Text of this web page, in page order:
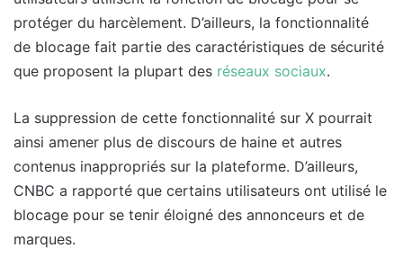
protéger du harcèlement. D’ailleurs, la fonctionnalité
de blocage fait partie des caractéristiques de sécurité
que proposent la plupart des réseaux sociaux.
La suppression de cette fonctionnalité sur X pourrait
ainsi amener plus de discours de haine et autres
contenus inappropriés sur la plateforme. D’ailleurs,
CNBC a rapporté que certains utilisateurs ont utilisé le
blocage pour se tenir éloigné des annonceurs et de
marques.